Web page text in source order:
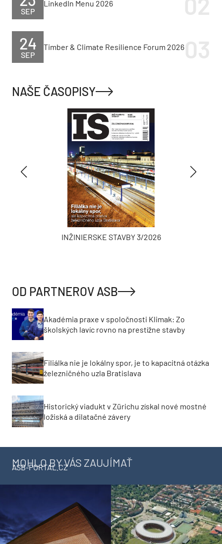
SEP
LinkedIn Menu 2026
SEP
24 Timber & Climate Resilience Forum 2026
NAŠE ČASOPISY
INŽINIERSKE STAVBY 3/2026
OD PARTNEROV ASB
Akadémia praxe v spoločnosti Klimak: Zo
školských lavíc rovno na prestížne stavby
Filiálka nie je lokálny spor, je to kapacitná otázka
železničného uzla Bratislava
Historický viadukt v Zürichu získal nové mostné
ložiská a dilatačné závery
MOHLO BY VÁS ZAUJÍMAŤ
ASB-PORTAL.CZ